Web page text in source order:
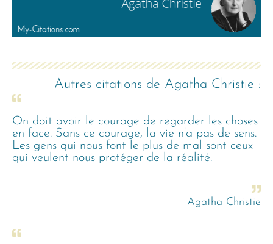
Autres citations de Agatha Christie :
On doit avoir le courage de regarder les choses
en face. Sans ce courage, la vie n'a pas de sens.
Les gens qui nous font le plus de mal sont ceux
qui veulent nous protéger de la réalité.
Agatha Christie